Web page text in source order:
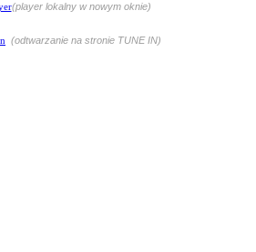
(player lokalny w nowym oknie)
(odtwarzanie na stronie TUNE IN)